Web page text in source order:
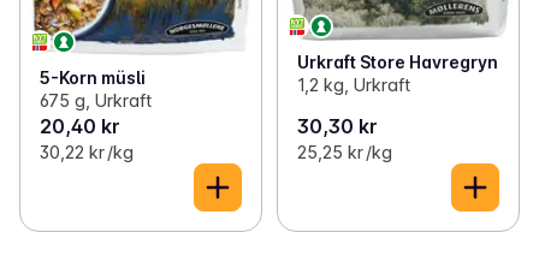
5-Korn müsli
675 g, Urkraft
20,40 kr
30,22 kr /kg
Urkraft Store Havregryn
1,2 kg, Urkraft
30,30 kr
25,25 kr /kg